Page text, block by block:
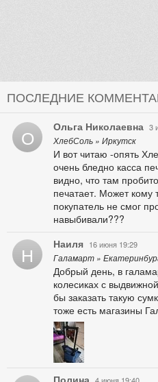
ПОСЛЕДНИЕ
О Ольга Николаевна 3
ХлебСоль » Иркутск
И вот читаю -опять
очень бледно касса
видно, что там
печатает. Может кому
покупатель не смог
навыбивали???
Н Наиля 16 июня 19:29
Галамарт »
Добрый день, в
колесиках с
бы заказать такую
тоже есть магазины